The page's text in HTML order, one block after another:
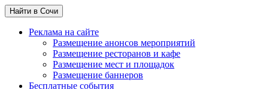
Найти в Сочи
Реклама на сайте
Размещение анонсов мероприятий
Размещение ресторанов и кафе
Размещение мест и площадок
Размещение баннеров
Бесплатные события